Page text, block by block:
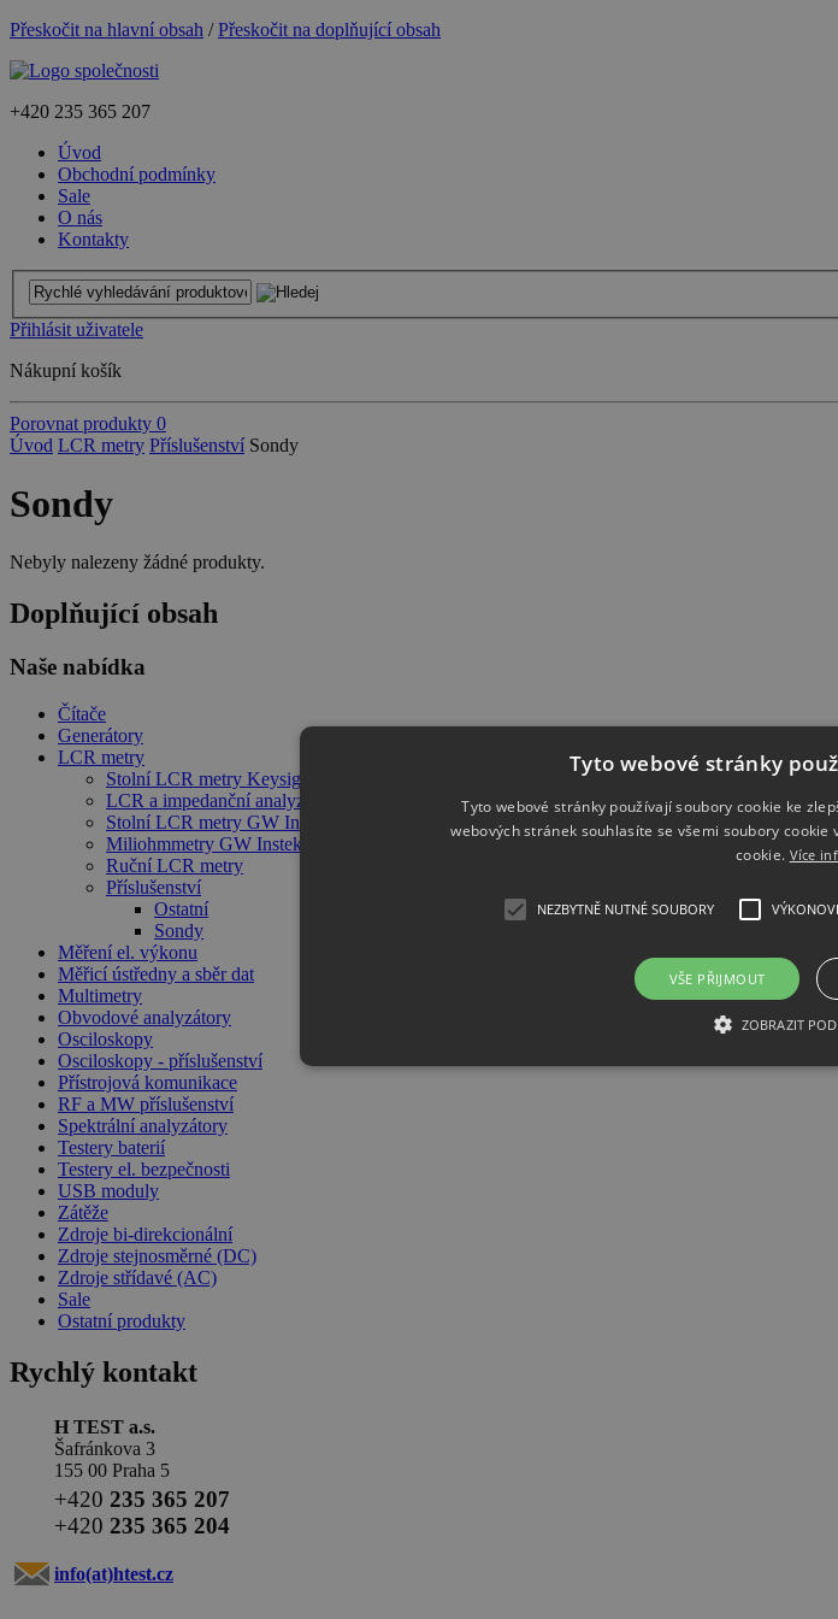
Přeskočit na hlavní obsah /Přeskočit na doplňující obsah
+420 235 365 207
Úvod
Obchodní podmínky
Sale
O nás
Kontakty
Přihlásit uživatele
Nákupní košík
Porovnat produkty 0
Úvod LCR metry Příslušenství Sondy
Sondy
Nebyly nalezeny žádné produkty.
Doplňující obsah
Naše nabídka
Čítače
Generátory
LCR metry
Stolní LCR metry Keysight
LCR a impedanční analyzátory Keysight
Stolní LCR metry GW Instek
Miliohmmetry GW Instek
Ruční LCR metry
Příslušenství
Ostatní
Sondy
Měření el. výkonu
Měřicí ústředny a sběr dat
Multimetry
Obvodové analyzátory
Osciloskopy
Osciloskopy - příslušenství
Přístrojová komunikace
RF a MW příslušenství
Spektrální analyzátory
Testery baterií
Testery el. bezpečnosti
USB moduly
Zátěže
Zdroje bi-direkcionální
Zdroje stejnosměrné (DC)
Zdroje střídavé (AC)
Sale
Ostatní produkty
Rychlý kontakt
H TEST a.s.
Šafránkova 3
155 00 Praha 5
+420 235 365 207
+420 235 365 204
info(at)htest.cz
Tyto webové stránky
Tyto webové stránky používají soubory cookie ke
webových stránek souhlasíte se všemi soubory
cookie. Více
NEZBYTNĚ NUTNÉ SOUBORY
VŠE PŘIJMOUT
ZOBRAZIT